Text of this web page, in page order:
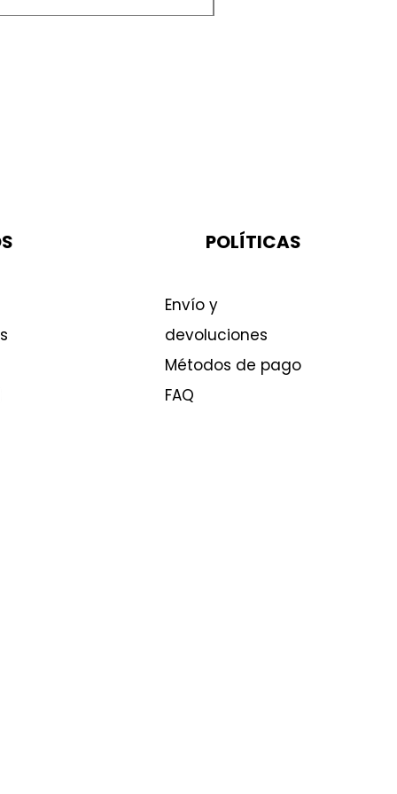
POLÍTICAS
Envío y
devoluciones
Métodos de pago
FAQ